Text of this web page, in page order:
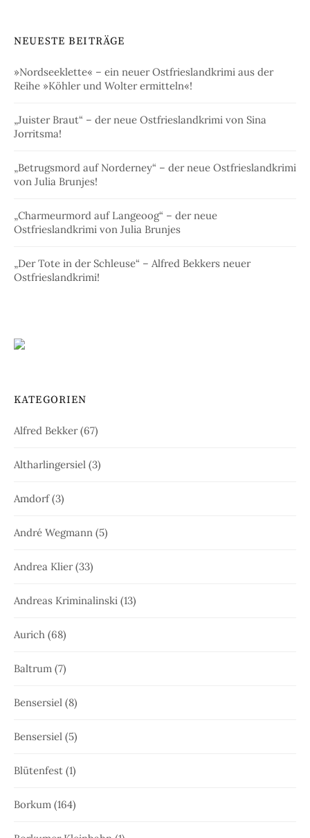
NEUESTE BEITRÄGE
»Nordseeklette« – ein neuer Ostfrieslandkrimi aus der
Reihe »Köhler und Wolter ermitteln«!
„Juister Braut“ – der neue Ostfrieslandkrimi von Sina
Jorritsma!
„Betrugsmord auf Norderney“ – der neue Ostfrieslandkrimi
von Julia Brunjes!
„Charmeurmord auf Langeoog“ – der neue
Ostfrieslandkrimi von Julia Brunjes
„Der Tote in der Schleuse“ – Alfred Bekkers neuer
Ostfrieslandkrimi!
KATEGORIEN
Alfred Bekker(67)
Altharlingersiel (3)
Amdorf(3)
André Wegmann (5)
Andrea Klier(33)
Andreas Kriminalinski (13)
Aurich (68)
Baltrum (7)
Bensersiel (8)
Bensersiel (5)
Blütenfest (1)
Borkum (164)